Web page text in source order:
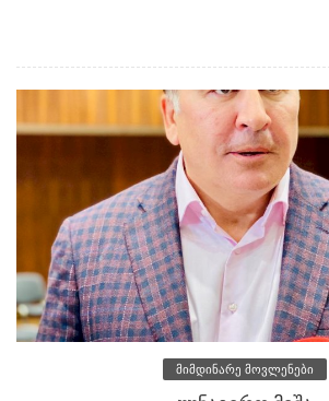
მიმდინარე მოვლენები